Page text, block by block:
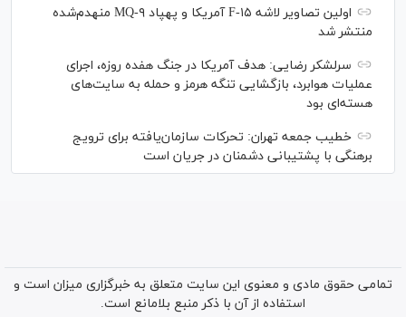
اولین تصاویر لاشه F-۱۵ آمریکا و پهپاد MQ-۹ منهدم‌شده
منتشر شد
سرلشکر رضایی: هدف آمریکا در جنگ هفده روزه، اجرای
عملیات هوابرد، بازگشایی تنگه هرمز و حمله به سایت‌های
هسته‌ای بود
خطیب جمعه تهران: تحرکات سازمان‌یافته برای ترویج
برهنگی با پشتیبانی دشمنان در جریان است
تمامی حقوق مادی و معنوی این سایت متعلق به خبرگزاری میزان است و
استفاده از آن با ذکر منبع بلامانع است.